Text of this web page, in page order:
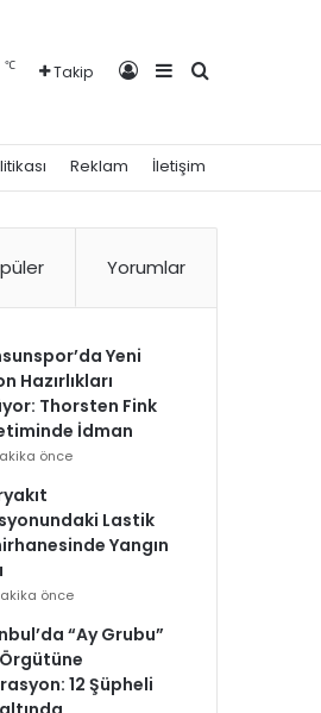
℃ Takip Kayıt OlKenar Bölmesi
Arama yap
Reklam İletişim
Yorumlar
Yeni
Hazırlıkları
Thorsten Fink
İdman
önce
Lastik
Yangın
önce
“Ay Grubu”
12 Şüpheli